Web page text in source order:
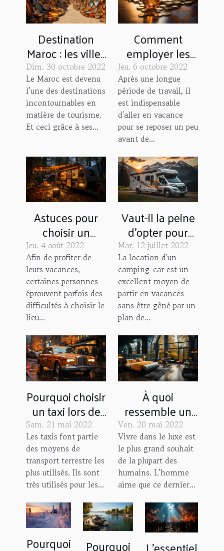
Destination
Maroc : les villes
touristiques à
découvrir
Dim. 30 octobre 2022
Le Maroc est devenu
l’une des destinations
incontournables en
matière de tourisme.
Et ceci grâce à ses...
Comment
employer les
chèques-
vacances pour
voyager ?
Jeu. 6 octobre 2022
Après une longue
période de travail, il
est indispensable
d'aller en vacance
pour se reposer un peu
avant de...
Astuces pour
choisir un
camping 3
étoiles
Jeu. 4 août 2022
Afin de profiter de
leurs vacances,
certaines personnes
éprouvent parfois des
difficultés à choisir le
lieu...
Vaut-il la peine
d’opter pour
une location de
camping-car ?
Mar. 12 juillet 2022
La location d'un
camping-car est un
excellent moyen de
partir en vacances
sans être gêné par un
plan de...
Pourquoi choisir
un taxi lors de
ses voyages
touristiques ?
Sam. 21 mai 2022
Les taxis font partie
des moyens de
transport terrestre les
plus utilisés. Ils sont
très utilisés pour les...
À quoi
ressemble un
hôtel 3 étoiles à
Paris ?
Ven. 20 mai 2022
Vivre dans le luxe est
le plus grand souhait
de la plupart des
humains. L’homme
aime que ce dernier...
Pourquoi Pourquoi